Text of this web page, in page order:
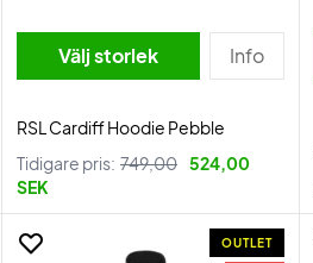
Välj storlek Info
RSL Cardiff Hoodie Pebble
Tidigare pris: 749,00 524,00
SEK
OUTLET